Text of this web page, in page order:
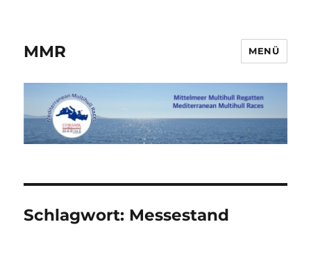
MMR MENÜ
Schlagwort: Messestand